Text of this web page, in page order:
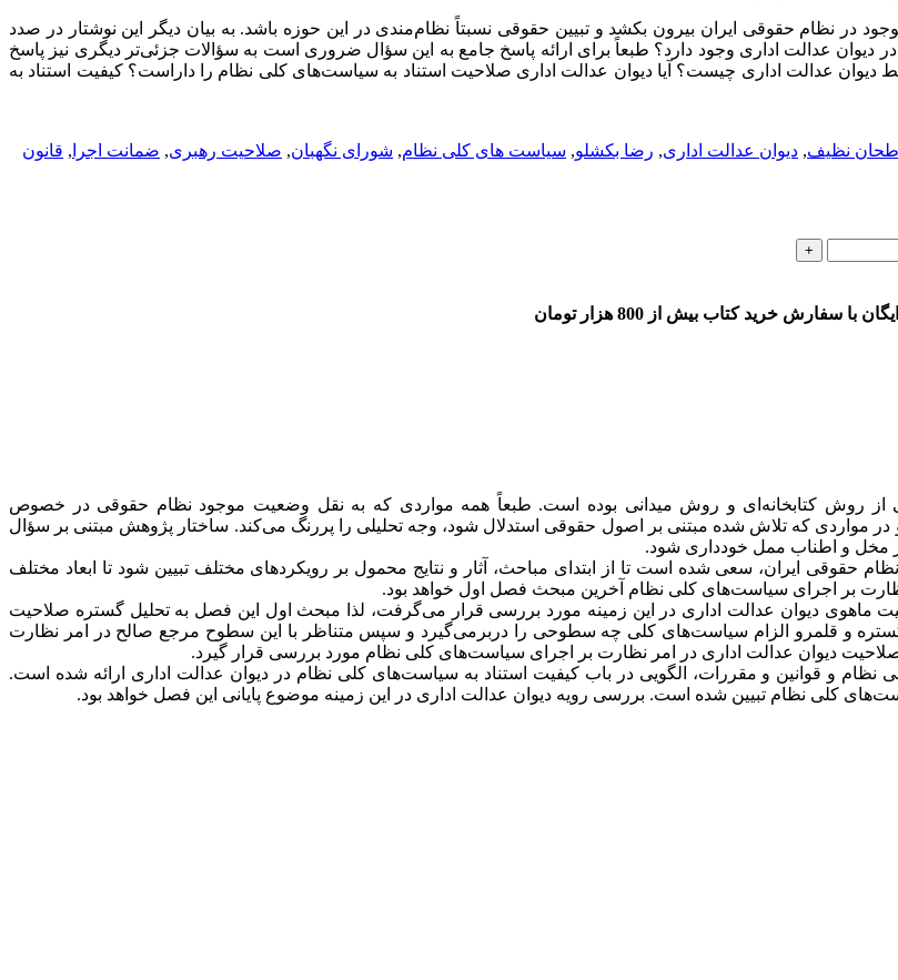
در نظام حقوقی ایران بیرون بکشد و تبیین حقوقی نسبتاً نظام‌مندی در این حوزه باشد. به بیان دیگر این نوشتار در صدد
دیوان عدالت اداری وجود دارد؟ طبعاً برای ارائه پاسخ جامع به این سؤال ضروری است به سؤالات جزئی‌تر دیگری نیز پاسخ
دیوان عدالت اداری چیست؟ آیا دیوان عدالت اداری صلاحیت استناد به سیاست‌های کلی نظام را داراست؟ کیفیت استناد به
طحان نظیف, دیوان عدالت اداری, رضا بکشلو, سیاست های کلی نظام, شورای نگهبان, صلاحیت رهبری, ضمانت اجرا , قانون
با سفارش خرید کتاب بیش از 800 هزار تومان
روش کتابخانه‌ای و روش میدانی بوده است. طبعاً همه مواردی که به نقل وضعیت موجود نظام حقوقی در خصوص
که تلاش شده مبتنی بر اصول حقوقی استدلال شود، وجه تحلیلی را پررنگ می‌کند. ساختار پژوهش مبتنی بر سؤال
مخل و اطناب ممل خودداری شود.
ایران، سعی شده است تا از ابتدای مباحث، آثار و نتایج محمول بر رویکردهای مختلف تبیین شود تا ابعاد مختلف
بر اجرای سیاست‌های کلی نظام آخرین مبحث فصل اول خواهد بود.
ماهوی دیوان عدالت اداری در این زمینه مورد بررسی قرار می‌گرفت، لذا مبحث اول این فصل به تحلیل گستره صلاحیت
و قلمرو الزام سیاست‌های كلی چه سطوحی را دربرمی‌گیرد و سپس متناظر با این سطوح مرجع صالح در امر نظارت
دیوان عدالت اداری در امر نظارت بر اجرای سیاست‌های کلی نظام مورد بررسی قرار گیرد.
و قوانین و مقررات، الگویی در باب کیفیت استناد به سیاست‌های کلی نظام در دیوان عدالت اداری ارائه شده است.
کلی نظام تبیین شده است. بررسی رویه دیوان عدالت اداری در این زمینه موضوع پایانی این فصل خواهد بود.